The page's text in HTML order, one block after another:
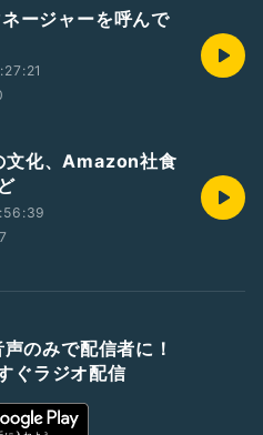
ージャーを呼んで
化、Amazon社食
のみで配信者に！
ぐラジオ配信